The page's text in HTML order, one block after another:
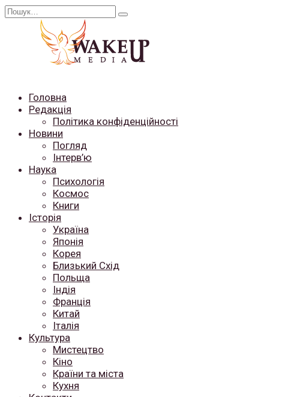
Перейти
Search
Головна
Редакція
Політика конфіденційності
Новини
Погляд
Інтерв’ю
Наука
Психологія
Космос
Книги
Історія
Україна
Японія
Корея
Близький Схід
Польща
Індія
Франція
Китай
Італія
Культура
Мистецтво
Кіно
Країни та міста
Кухня